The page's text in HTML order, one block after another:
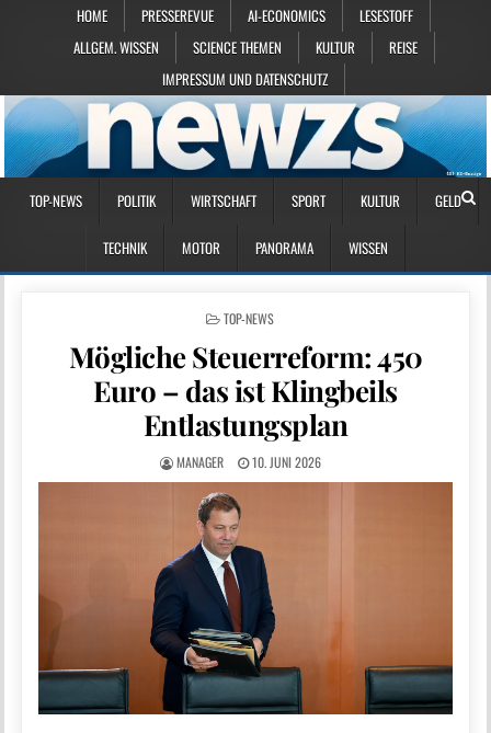
HOME PRESSEREVUE AI-ECONOMICS
LESESTOFF
ALLGEM. WISSEN
SCIENCE THEMEN KULTUR
REISE
IMPRESSUM UND DATENSCHUTZ
TOP-NEWS POLITIK WIRTSCHAFT SPORT KULTUR GELD
TECHNIK MOTOR PANORAMA WISSEN
POSTED IN
TOP-NEWS
Mögliche Steuerreform: 450
Euro – das ist Klingbeils
Entlastungsplan
MANAGER 10. JUNI 2026